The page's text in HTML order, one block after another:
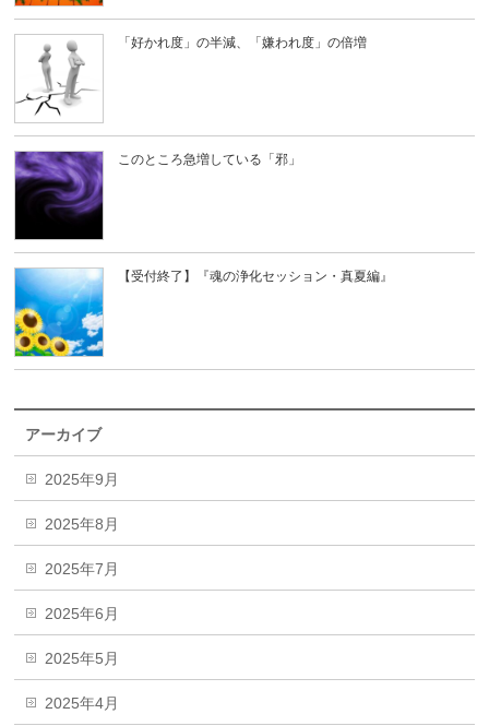
「好かれ度」の半減、「嫌われ度」の倍増
このところ急増している「邪」
【受付終了】『魂の浄化セッション・真夏編』
アーカイブ
2025年9月
2025年8月
2025年7月
2025年6月
2025年5月
2025年4月